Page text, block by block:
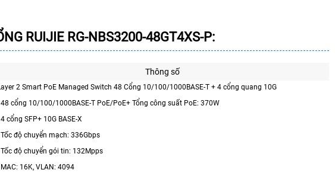
RUIJIE RG-NBS3200-48GT4XS-P:
Thông số
2 Smart PoE Managed Switch 48 Cổng 10/100/1000BASE-T + 4 cổng quang 10G
48 cổng 10/100/1000BASE-T PoE/PoE+ Tổng công suất PoE: 370W
cổng SFP+ 10G BASE-X
Tốc độ chuyển mạch: 336Gbps
Tốc độ chuyển gói tin: 132Mpps
MAC: 16K, VLAN: 4094